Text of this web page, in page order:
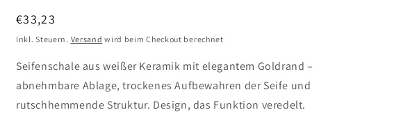
Normaler
Preis
€33,23
Inkl. Steuern. Versand wird beim Checkout berechnet
Seifenschale aus weißer Keramik mit elegantem Goldrand –
abnehmbare Ablage, trockenes Aufbewahren der Seife und
rutschhemmende Struktur. Design, das Funktion veredelt.